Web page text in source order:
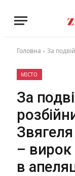
Головна » За подвійне
МІСТО
За
– вирок
в